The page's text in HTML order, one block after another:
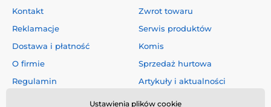
Kontakt
Reklamacje
Dostawa i płatność
O firmie
Regulamin
Zwrot towaru
Serwis produktów
Komis
Sprzedaż hurtowa
Artykuły i aktualności
Ustawienia plików cookie